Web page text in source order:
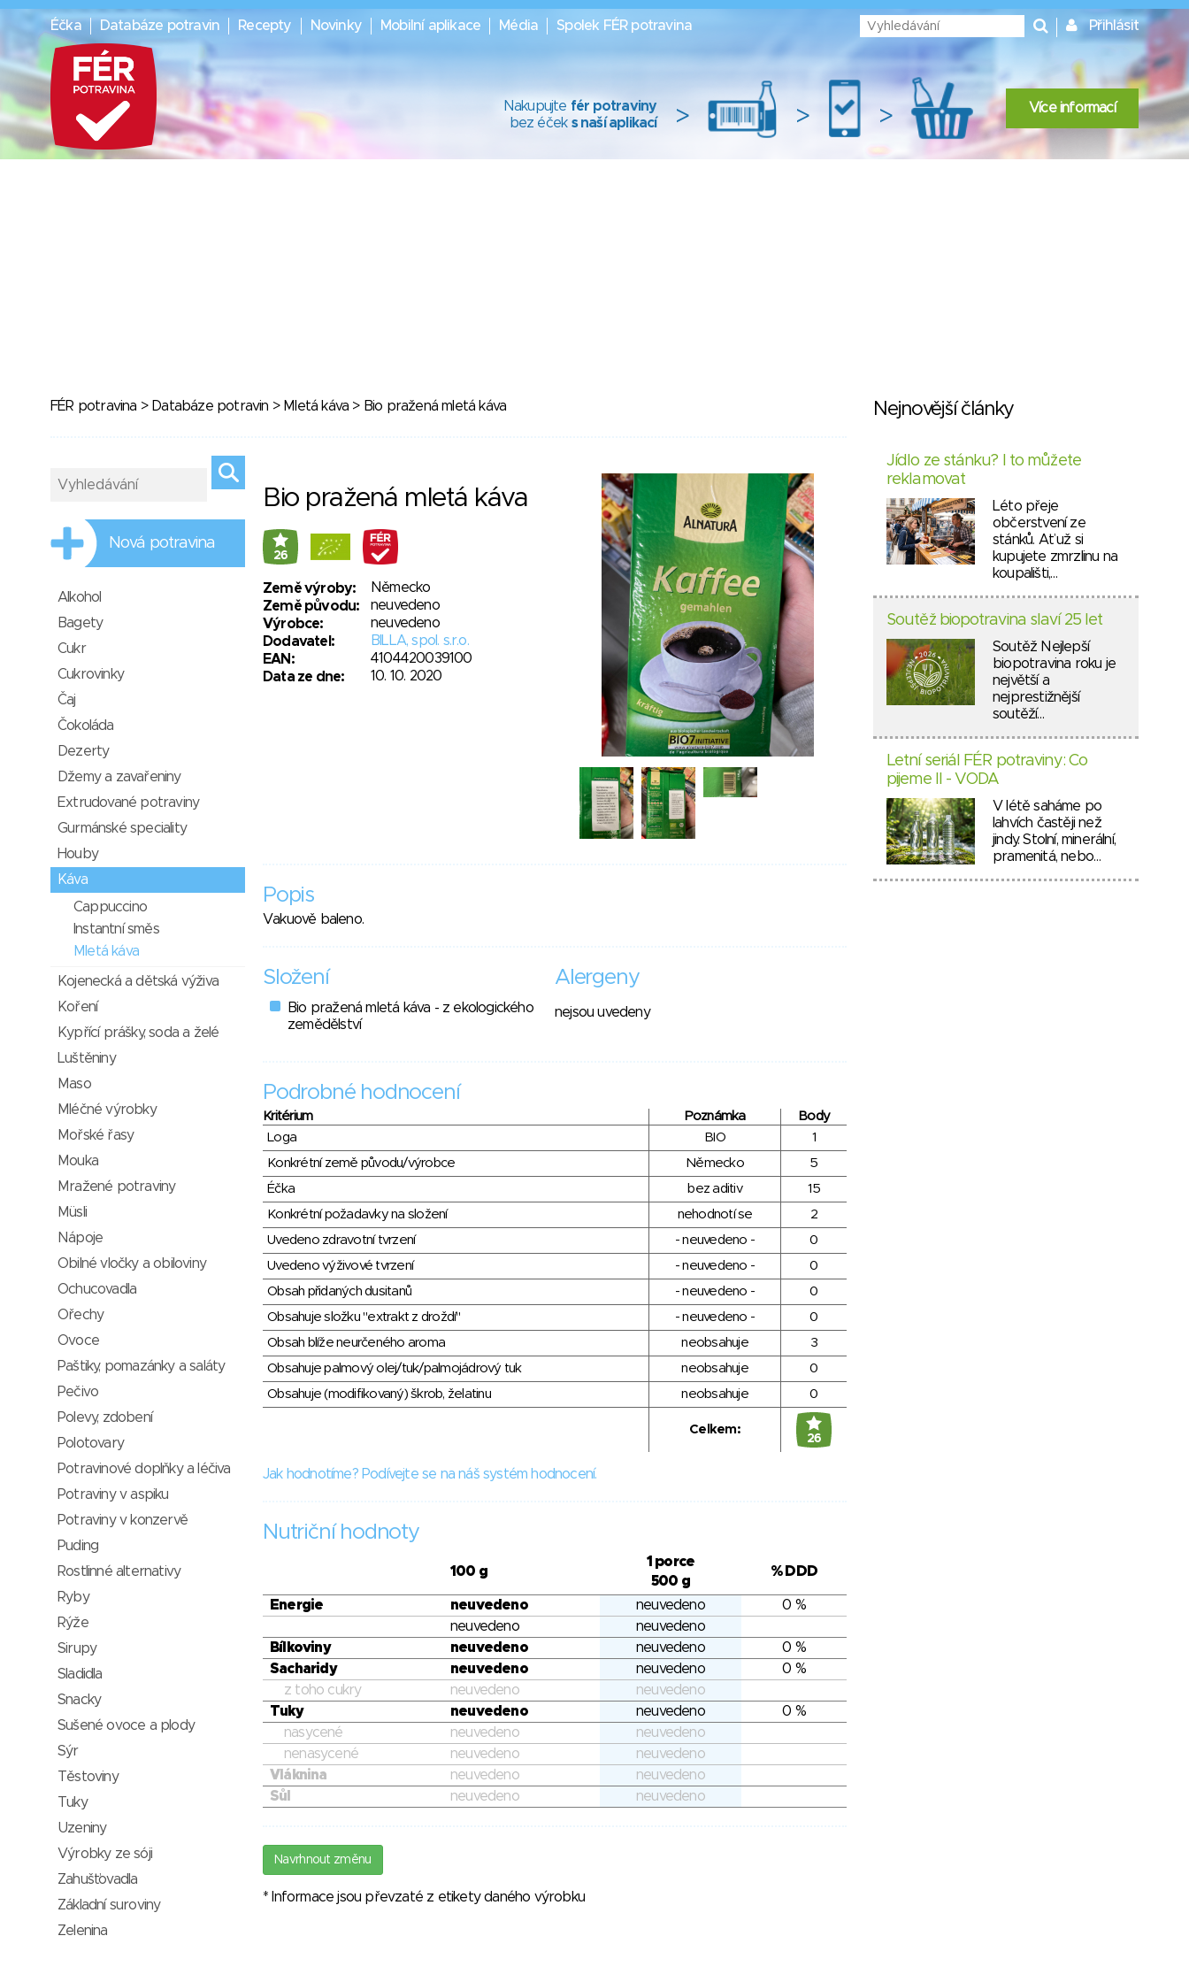
Éčka Databáze potravin Recepty Novinky Mobilní aplikace Média Spolek FÉR potravina Přihlásit
Nakupujte fér potraviny
bez éček s naší aplikací > > > Více informací
FÉR potravina > Databáze potravin > Mletá káva > Bio pražená mletá káva
Bio pražená mletá káva
26
Země výroby:
Německo
Země původu:
neuvedeno
Výrobce:
neuvedeno
Dodavatel:
BILLA, spol. s.r.o.
EAN:
4104420039100
Data ze dne:
10. 10. 2020
Popis
Vakuově baleno.
Složení
Bio pražená mletá káva - z ekologického
zemědělství
Alergeny
nejsou uvedeny
Podrobné hodnocení
Kritérium Poznámka
Body
Loga
BIO
1
Konkrétní země původu/výrobce
Německo
5
Éčka
bez aditiv
15
Konkrétní požadavky na složení
nehodnotí se
2
Uvedeno zdravotní tvrzení
- neuvedeno -
0
Uvedeno výživové tvrzení
- neuvedeno -
0
Obsah přidaných dusitanů
- neuvedeno -
0
Obsahuje složku "extrakt z droždí"
- neuvedeno -
0
Obsah blíže neurčeného aroma
neobsahuje
3
Obsahuje palmový olej/tuk/palmojádrový tuk
neobsahuje
0
Obsahuje (modifikovaný) škrob, želatinu
neobsahuje 0
Celkem:
26
Jak hodnotíme? Podívejte se na náš systém hodnocení.
Nutriční hodnoty
100 g
1 porce
500 g
% DDD
Energie neuvedeno neuvedeno
0 %
neuvedeno
neuvedeno
Bílkoviny
neuvedeno neuvedeno
0 %
Sacharidy
neuvedeno neuvedeno
0 %
z toho cukry
neuvedeno
neuvedeno
Tuky
neuvedeno neuvedeno
0 %
nasycené
neuvedeno
neuvedeno
nenasycené
neuvedeno
neuvedeno
Vláknina
neuvedeno
neuvedeno
Sůl
neuvedeno neuvedeno
Navrhnout změnu
* Informace jsou převzaté z etikety daného výrobku
Nová potravina
Alkohol
Bagety
Cukr
Cukrovinky
Čaj
Čokoláda
Dezerty
Džemy a zavařeniny
Extrudované potraviny
Gurmánské speciality
Houby
Káva
Cappuccino
Instantní směs
Mletá káva
Kojenecká a dětská výživa
Koření
Kypřící prášky, soda a želé
Luštěniny
Maso
Mléčné výrobky
Mořské řasy
Mouka
Mražené potraviny
Müsli
Nápoje
Obilné vločky a obiloviny
Ochucovadla
Ořechy
Ovoce
Paštiky, pomazánky a saláty
Pečivo
Polevy, zdobení
Polotovary
Potravinové doplňky a léčiva
Potraviny v aspiku
Potraviny v konzervě
Puding
Rostlinné alternativy
Ryby
Rýže
Sirupy
Sladidla
Snacky
Sušené ovoce a plody
Sýr
Těstoviny
Tuky
Uzeniny
Výrobky ze sóji
Zahušťovadla
Základní suroviny
Zelenina
Nejnovější články
Jídlo ze stánku? I to můžete
reklamovat
Léto přeje
občerstvení ze
stánků. Ať už si
kupujete zmrzlinu na
koupališti,…
Soutěž biopotravina slaví 25 let
Soutěž Nejlepší
biopotravina roku je
největší a
nejprestižnější
soutěží…
Letní seriál FÉR potraviny: Co
pijeme II - VODA
V létě saháme po
lahvích častěji než
jindy. Stolní, minerální,
pramenitá, nebo…